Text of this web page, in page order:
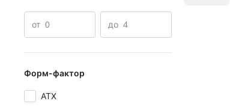
от до
Форм-фактор
ATX